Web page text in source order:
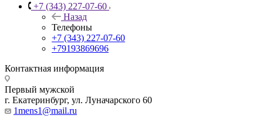
+7 (343) 227-07-60
Назад
Телефоны
+7 (343) 227-07-60
+79193869696
Контактная информация
Первый мужской
г. Екатеринбург, ул. Луначарского 60
1mens1@mail.ru